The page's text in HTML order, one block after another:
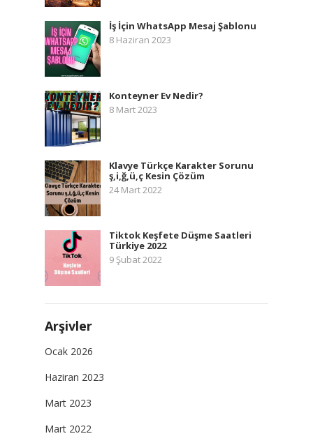
İş İçin WhatsApp Mesaj Şablonu
8 Haziran 2023
Konteyner Ev Nedir?
8 Mart 2023
Klavye Türkçe Karakter Sorunu
ş,i,ğ,ü,ç Kesin Çözüm
24 Mart 2022
Tiktok Keşfete Düşme Saatleri
Türkiye 2022
9 Şubat 2022
Arşivler
Ocak 2026
Haziran 2023
Mart 2023
Mart 2022